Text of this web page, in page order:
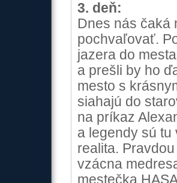
3. deň:
Dnes nás čaká
pochvaľovať.
jazera do
a prešli by ho
mesto s
siahajú do
na príkaz
a legendy sú tu
realita.
vzácna
mestečka